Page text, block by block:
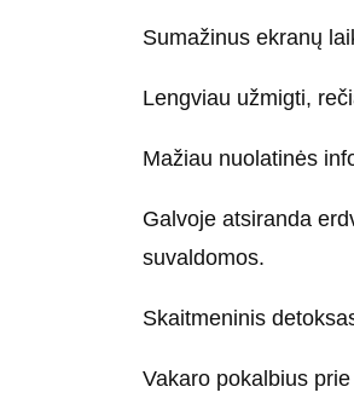
Sumažinus ekranų
Lengviau užmigti,
Mažiau nuolatinės
Galvoje atsiranda
suvaldomos.
Skaitmeninis
Vakaro pokalbius